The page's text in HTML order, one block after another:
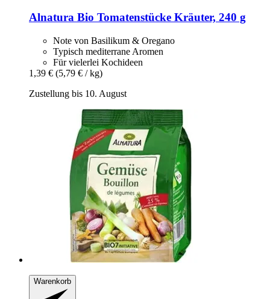
Alnatura Bio Tomatenstücke Kräuter, 240 g
Note von Basilikum & Oregano
Typisch mediterrane Aromen
Für vielerlei Kochideen
1,39 € (5,79 € / kg)
Zustellung bis 10. August
Warenkorb